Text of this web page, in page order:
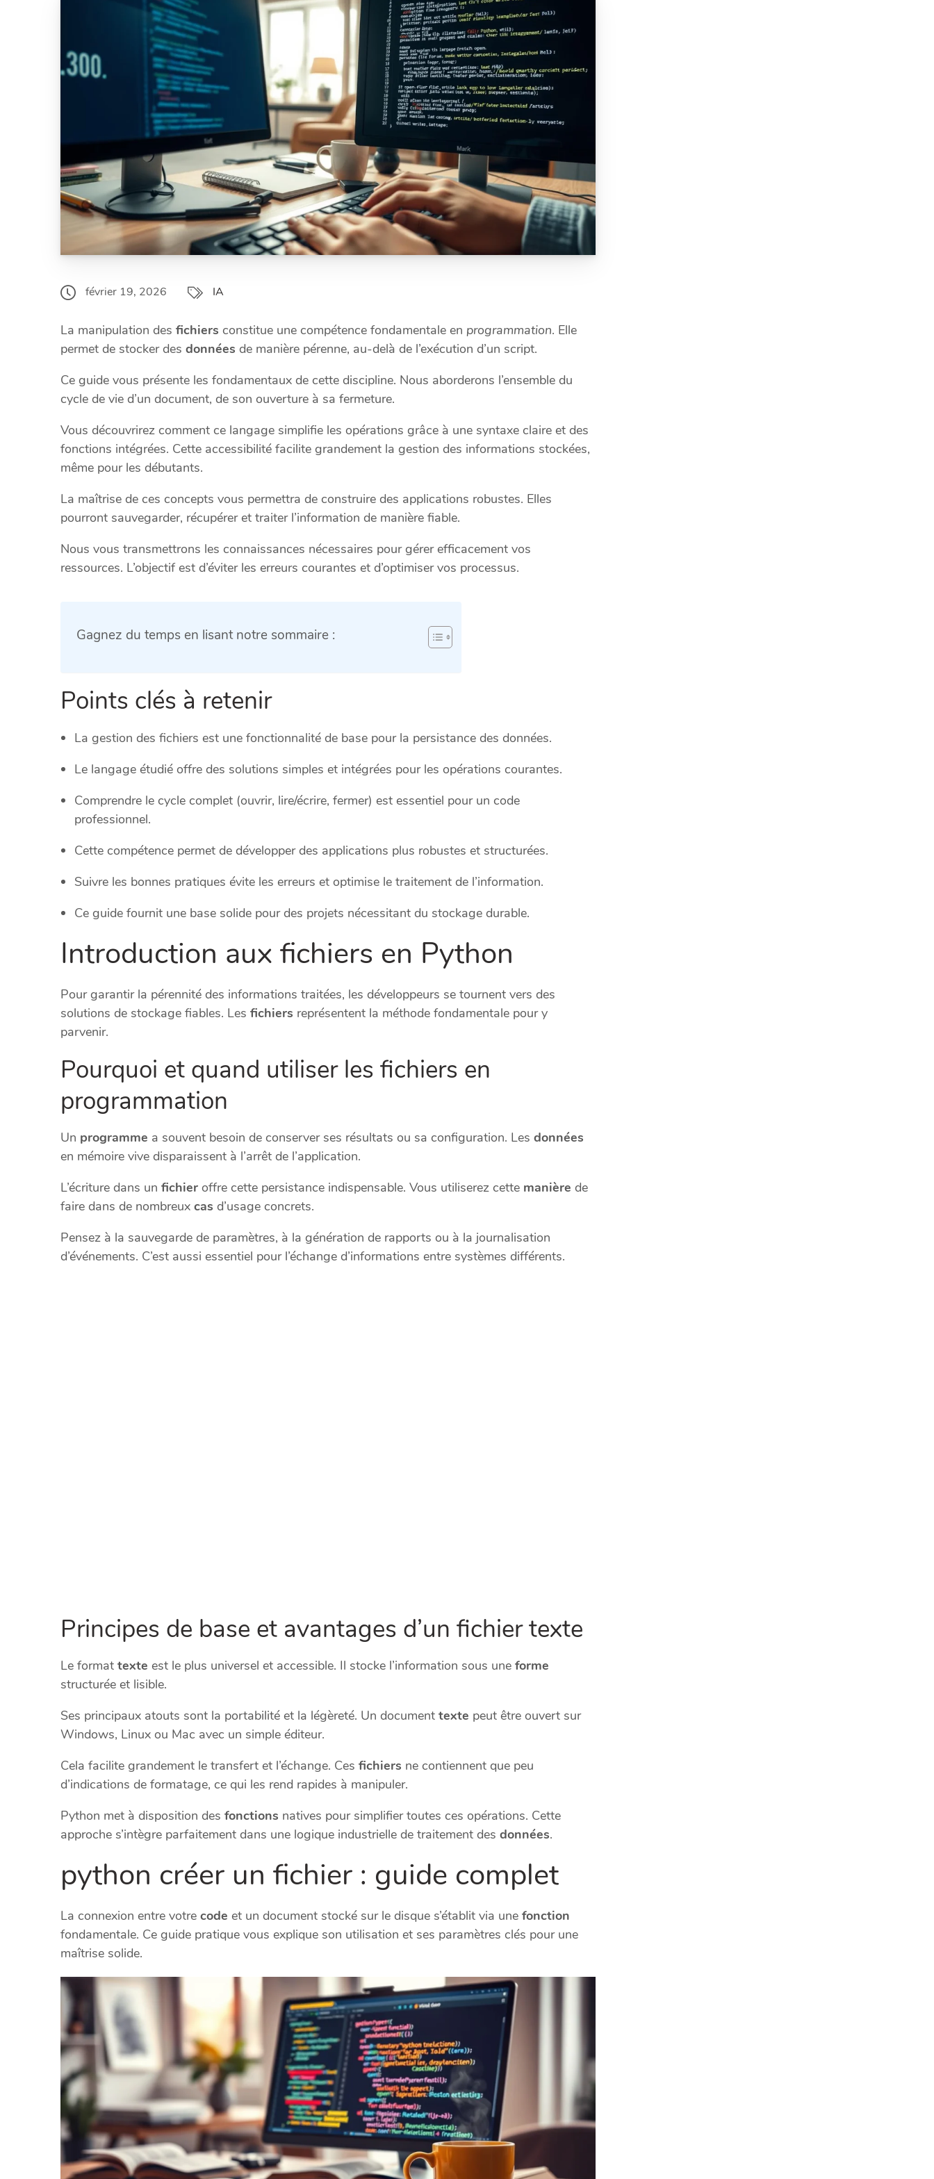
février 19, 2026 IA
La manipulation des fichiers constitue une compétence fondamentale en programmation. Elle
permet de stocker des données de manière pérenne, au-delà de l’exécution d’un script.
Ce guide vous présente les fondamentaux de cette discipline. Nous aborderons l’ensemble du
cycle de vie d’un document, de son ouverture à sa fermeture.
Vous découvrirez comment ce langage simplifie les opérations grâce à une syntaxe claire et des
fonctions intégrées. Cette accessibilité facilite grandement la gestion des informations stockées,
même pour les débutants.
La maîtrise de ces concepts vous permettra de construire des applications robustes. Elles
pourront sauvegarder, récupérer et traiter l’information de manière fiable.
Nous vous transmettrons les connaissances nécessaires pour gérer efficacement vos
ressources. L’objectif est d’éviter les erreurs courantes et d’optimiser vos processus.
Gagnez du temps en lisant notre sommaire :
Points clés à retenir
La gestion des fichiers est une fonctionnalité de base pour la persistance des données.
Le langage étudié offre des solutions simples et intégrées pour les opérations courantes.
Comprendre le cycle complet (ouvrir, lire/écrire, fermer) est essentiel pour un code
professionnel.
Cette compétence permet de développer des applications plus robustes et structurées.
Suivre les bonnes pratiques évite les erreurs et optimise le traitement de l’information.
Ce guide fournit une base solide pour des projets nécessitant du stockage durable.
Introduction aux fichiers en Python
Pour garantir la pérennité des informations traitées, les développeurs se tournent vers des
solutions de stockage fiables. Les fichiers représentent la méthode fondamentale pour y
parvenir.
Pourquoi et quand utiliser les fichiers en
programmation
Un programme a souvent besoin de conserver ses résultats ou sa configuration. Les données
en mémoire vive disparaissent à l’arrêt de l’application.
L’écriture dans un fichier offre cette persistance indispensable. Vous utiliserez cette manière de
faire dans de nombreux cas d’usage concrets.
Pensez à la sauvegarde de paramètres, à la génération de rapports ou à la journalisation
d’événements. C’est aussi essentiel pour l’échange d’informations entre systèmes différents.
Principes de base et avantages d’un fichier texte
Le format texte est le plus universel et accessible. Il stocke l’information sous une forme
structurée et lisible.
Ses principaux atouts sont la portabilité et la légèreté. Un document texte peut être ouvert sur
Windows, Linux ou Mac avec un simple éditeur.
Cela facilite grandement le transfert et l’échange. Ces fichiers ne contiennent que peu
d’indications de formatage, ce qui les rend rapides à manipuler.
Python met à disposition des fonctions natives pour simplifier toutes ces opérations. Cette
approche s’intègre parfaitement dans une logique industrielle de traitement des données.
python créer un fichier : guide complet
La connexion entre votre code et un document stocké sur le disque s’établit via une fonction
fondamentale. Ce guide pratique vous explique son utilisation et ses paramètres clés pour une
maîtrise solide.